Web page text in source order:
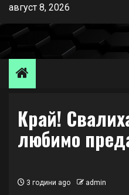
Skip
content
август 8, 2026
Край!
любимо
3 години ago admin